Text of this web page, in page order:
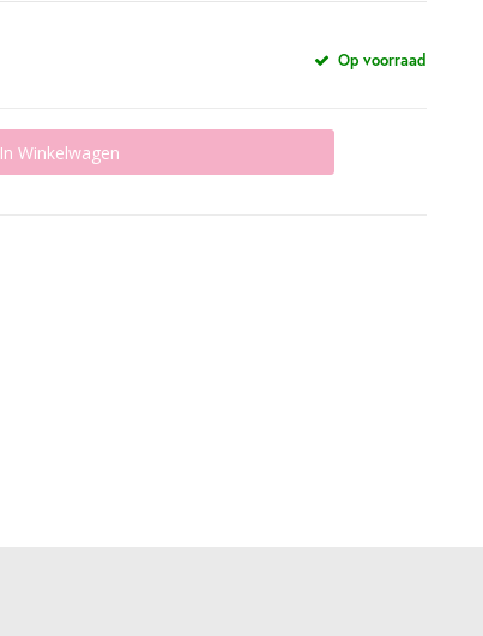
Op voorraad
In Winkelwagen